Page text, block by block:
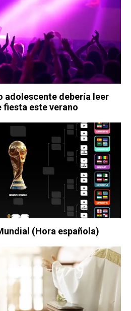
adolescente debería leer
fiesta este verano
(Hora española)